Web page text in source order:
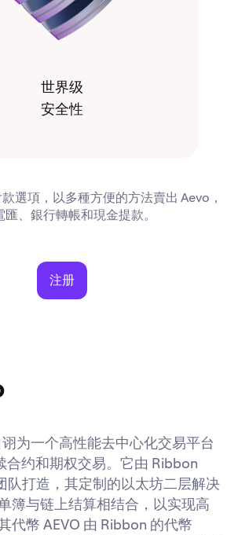
世界级
安全性
選項，以多種方便的方法賣出 Aevo，
匯、銀行轉帳和現金提款。
注册
诩为一个高性能去中心化交易平台
合约和期权交易。它由 Ribbon
队打造，其定制的以太坊二层解决
簿与链上结算相结合，以实现高
代幣 AEVO 由 Ribbon 的代幣